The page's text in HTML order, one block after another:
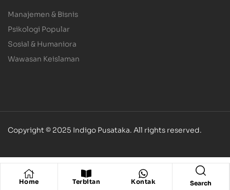
Home Terbitan Kontak Search
Manajemen & Bisnis
Psikologi Popular
Sosial & Humaniora
Wawasan Keislaman
Copyright © 2025 Indigo Pusataka. All rights reserved.